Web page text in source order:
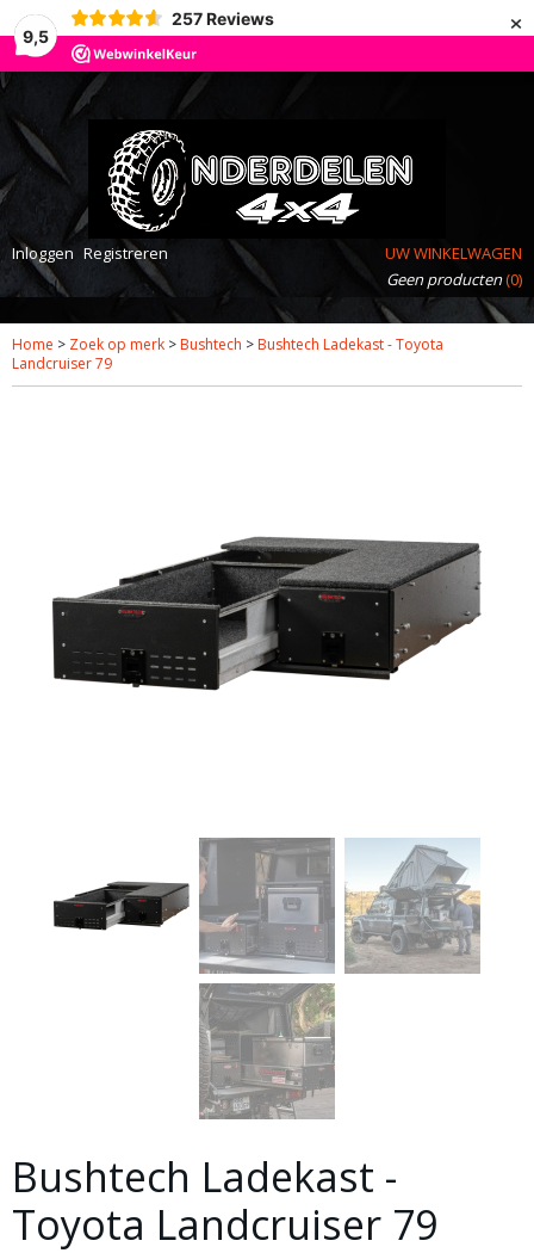
9,5
257 Reviews ×
Inloggen Registreren
UW WINKELWAGEN
Geen producten(0)
Home > Zoek op merk > Bushtech > Bushtech Ladekast - Toyota
Landcruiser 79
Bushtech Ladekast -
Toyota Landcruiser 79